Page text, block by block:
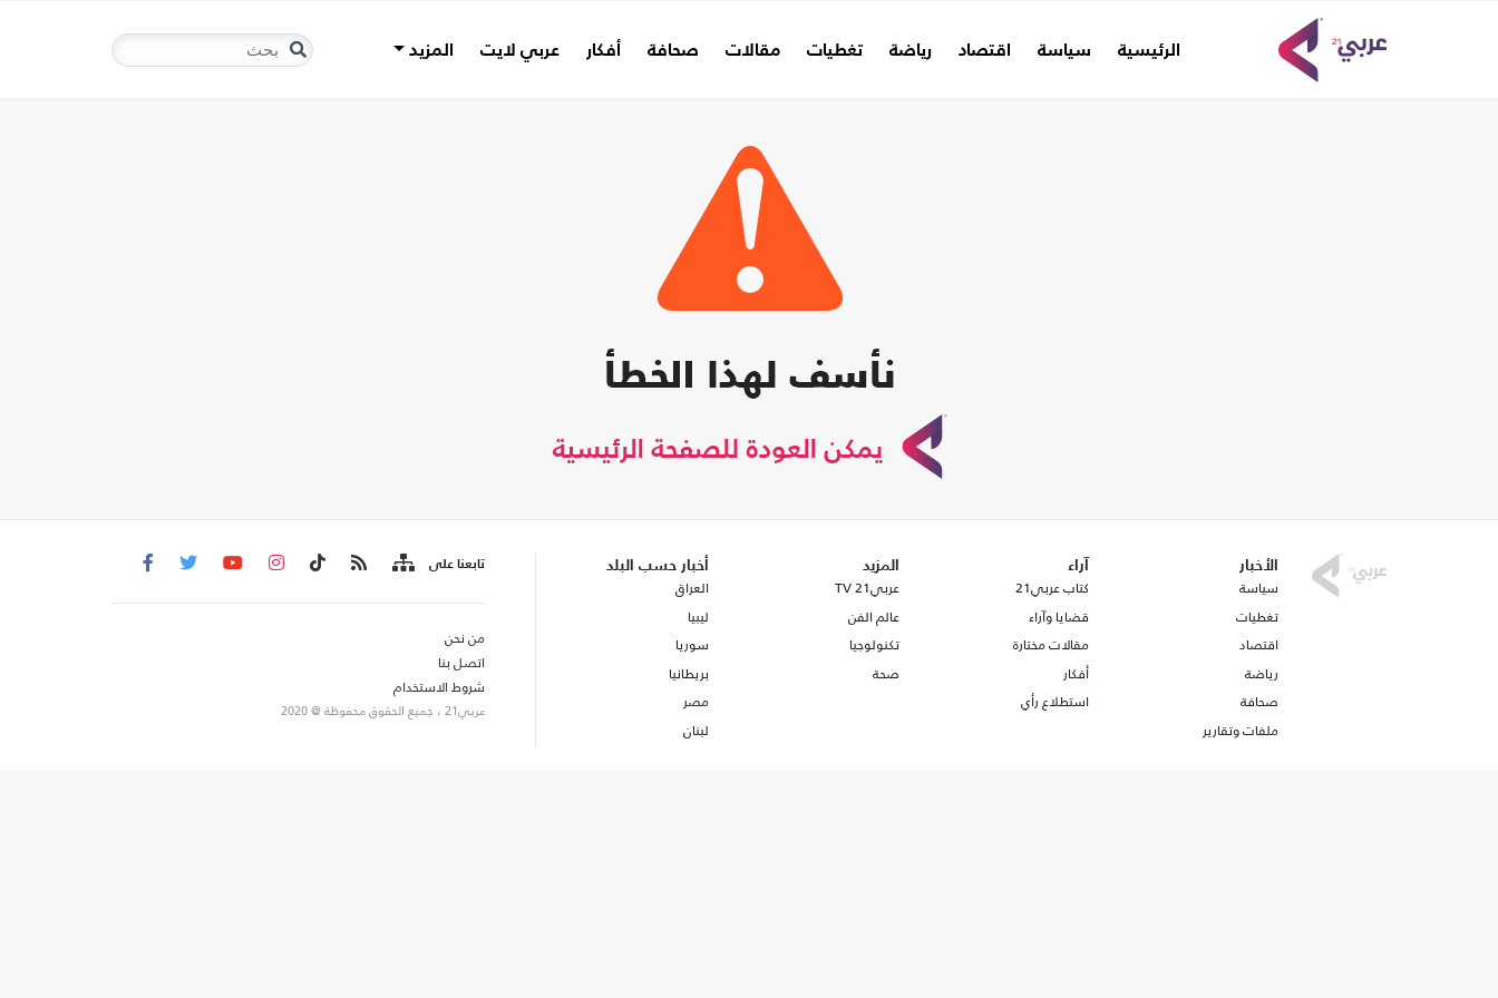
الرئيسية
(current) سياسة اقتصاد رياضة تغطيات مقالات صحافة أفكار عربي لايت المزيد
الأخبار
سياسة
تغطيات
اقتصاد
رياضة
صحافة
ملفات وتقارير
آراء
كتاب عربي21
قضايا وآراء
مقالات مختارة
أفكار
استطلاع رأي
المزيد
عربي21 TV
عالم الفن
تكنولوجيا
صحة
أخبار حسب البلد
العراق
ليبيا
سوريا
بريطانيا
مصر
لبنان
تابعنا على
من نحن
اتصل بنا
شروط الاستخدام
عربي21 ، جميع الحقوق محفوظة @ 2020